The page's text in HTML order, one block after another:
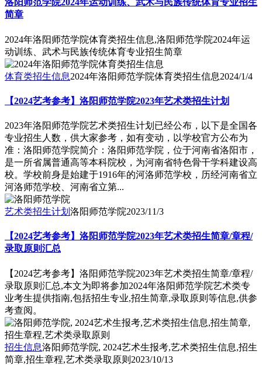
洛阳师范学院2024年运动训练、武术与民族传统体育专业招生
简章
2024年洛阳师范学院体育类招生信息,洛阳师范学院2024年运
动训练、武术与民族传统体育专业招生简章
体育类招生信息2024年洛阳师范学院体育类招生信息2024/1/4
【2024艺考参考】洛阳师范学院2023年艺术类招生计划
2023年洛阳师范学院艺术类招生计划已经公布，以下是全国各
专业招生人数，供大家参考，如有变动，以学校官方公布为
准：洛阳师范学院简介：洛阳师范学院，位于河南省洛阳市，
是一所省属普通高等本科院校，为河南省特色骨干学科建设高
校。学校前身是始建于1916年的河洛师范学校，历经河南省立
河洛师范学校、河南省立第...
艺术类招生计划 洛阳师范学院2023/11/3
【2024艺考参考】洛阳师范学院2023年艺术类招生简章/章程/
录取原则汇总
【2024艺考参考】洛阳师范学院2023年艺术类招生简章/章程/
录取原则汇总,本文为即将参加2024年洛阳师范学院艺术类专
业考生提供指南,包括招生专业,招生简章,录取原则等信息,供参
考查阅。
招生信息洛阳师范学院, 2024艺术生报考,艺术类招生信息,招生
简章,招生章程,艺术类录取原则 2023/10/13